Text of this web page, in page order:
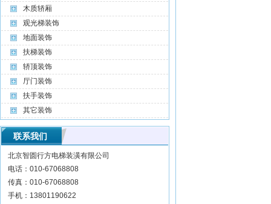
木质轿厢
观光梯装饰
地面装饰
扶梯装饰
轿顶装饰
厅门装饰
扶手装饰
其它装饰
联系我们
北京智圆行方电梯装潢有限公司
电话：010-67068808
传真：010-67068808
手机：13801190622